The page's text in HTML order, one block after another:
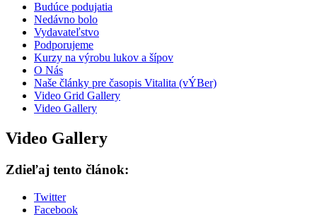
Budúce podujatia
Nedávno bolo
Vydavateľstvo
Podporujeme
Kurzy na výrobu lukov a šípov
O Nás
Naše články pre časopis Vitalita (vÝBer)
Video Grid Gallery
Video Gallery
Video Gallery
Zdieľaj tento článok:
Twitter
Facebook